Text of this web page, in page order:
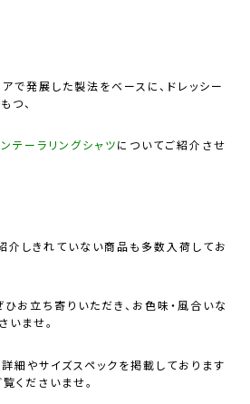
で発展した製法をベースに、ドレッシー
つ、
テーラリングシャツ についてご紹介させ
介しきれていない商品も多数入荷してお
お立ち寄りいただき、お色味・風合いな
いませ。
細やサイズスペックを掲載しております
くださいませ。